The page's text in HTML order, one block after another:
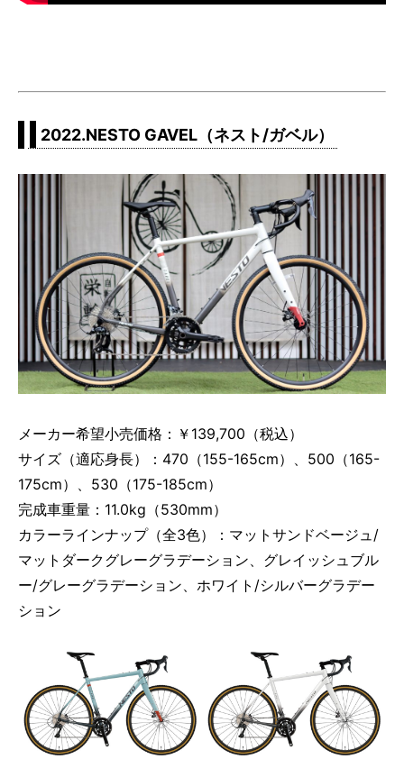
2022.NESTO GAVEL（ネスト/ガベル）
メーカー希望小売価格：￥139,700（税込）
サイズ（適応身長）：470（155-165cm）、500（165-
175cm）、530（175-185cm）
完成車重量：11.0kg（530mm）
カラーラインナップ（全3色）：マットサンドベージュ/
マットダークグレーグラデーション、グレイッシュブル
ー/グレーグラデーション、ホワイト/シルバーグラデー
ション